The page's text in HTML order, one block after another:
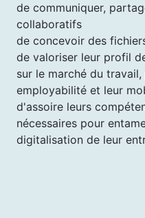
de communiquer,
collaboratifs
de concevoir des
de valoriser leur profil
sur le marché du
employabilité et leur
d'assoire leurs
nécessaires pour
digitalisation de leur